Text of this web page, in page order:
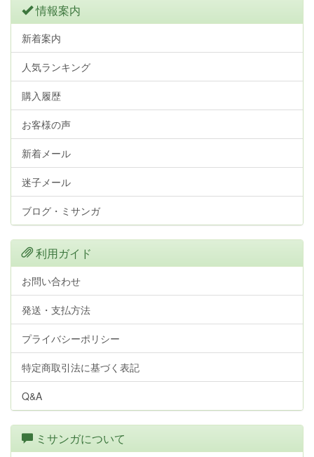
情報案内
新着案内
人気ランキング
購入履歴
お客様の声
新着メール
迷子メール
ブログ・ミサンガ
利用ガイド
お問い合わせ
発送・支払方法
プライバシーポリシー
特定商取引法に基づく表記
Q&A
ミサンガについて